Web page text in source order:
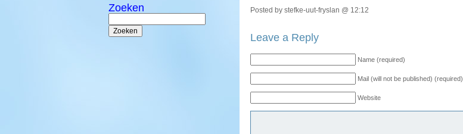
Zoeken
Zoeken
naar:
Posted by stefke-uut-fryslan @ 12:12
Leave a Reply
Name (required)
Mail (will not be published) (required)
Website